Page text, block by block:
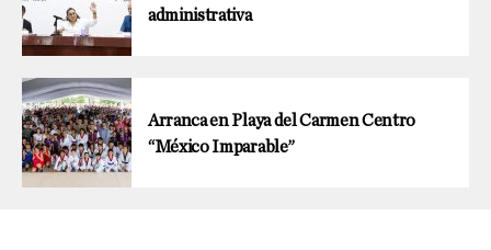
administrativa
Arranca en Playa del Carmen Centro
“México Imparable”